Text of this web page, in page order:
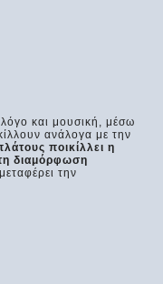
και μουσική, μέσω
ανάλογα με την
ποικίλλει η
διαμόρφωση
την